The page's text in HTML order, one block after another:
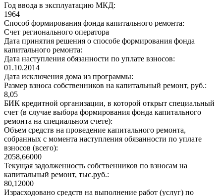
Год ввода в эксплуатацию МКД:
1964
Способ формирования фонда капитального ремонта:
Счет регионального оператора
Дата принятия решения о способе формирования фонда
капитального ремонта:
Дата наступления обязанности по уплате взносов:
01.10.2014
Дата исключения дома из программы:
Размер взноса собственников на капитальный ремонт, руб.:
8,05
БИК кредитной организации, в которой открыт специальный
счет (в случае выбора формирования фонда капитального
ремонта на специальном счете):
Объем средств на проведение капитального ремонта,
собранных с момента наступления обязанности по уплате
взносов (всего):
2058,66000
Текущая задолженность собственников по взносам на
капитальный ремонт, тыс.руб.:
80,12000
Израсходовано средств на выполнение работ (услуг) по